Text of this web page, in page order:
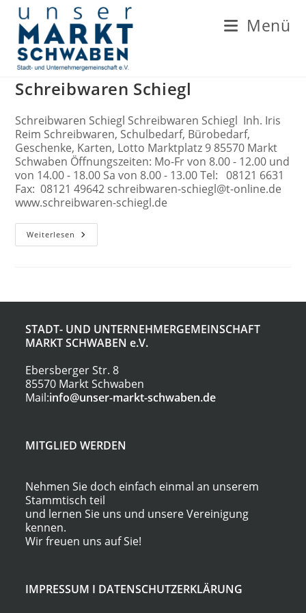
Zum
Inhalt
springen
Menü
Schreibwaren Schiegl
Schreibwaren Schiegl Schreibwaren Schiegl Inh. Iris
Reim Schreibwaren, Schulbedarf, Bürobedarf,
Geschenke, Karten, Lotto Marktplatz 9 85570 Markt
Schwaben Öffnungszeiten: Mo-Fr von 8.00 - 12.00 und
von 14.00 - 18.00 Sa von 8.00 - 13.00 Tel: 08121 6631
Fax: 08121 49642 schreibwaren-schiegl@t-online.de
www.schreibwaren-schiegl.de
Weiterlesen Schreibwaren
Schiegl
STADT- UND UNTERNEHMERGEMEINSCHAFT
MARKT SCHWABEN e.V.
Ebersberger Str. 8
85570 Markt Schwaben
Mail:info@unser-markt-schwaben.de
MITGLIED WERDEN
Nehmen Sie doch einfach einmal an unserem
Stammtisch teil
und lernen Sie uns und unsere Vereinigung
kennen.
Wir freuen uns auf Sie!
IMPRESSUM I DATENSCHUTZERKLÄRUNG